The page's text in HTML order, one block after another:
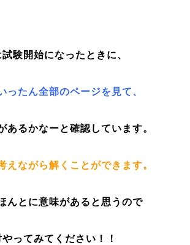
験開始になったときに、
ったん全部のページを見て、
あるかなーと確認しています。
えながら解くことができます。
んとに意味があると思うので
ってみてください！！